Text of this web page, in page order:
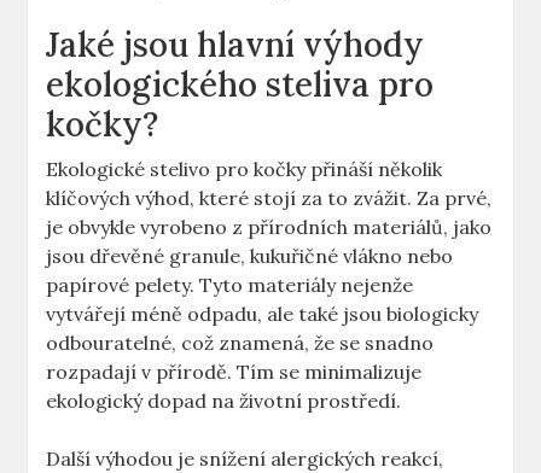
Jaké jsou hlavní výhody
ekologického steliva pro
kočky?
Ekologické stelivo pro kočky přináší několik
klíčových výhod, které stojí za to zvážit. Za prvé,
je obvykle vyrobeno z přírodních materiálů, jako
jsou dřevěné granule, kukuřičné vlákno nebo
papírové pelety. Tyto materiály nejenže
vytvářejí méně odpadu, ale také jsou biologicky
odbouratelné, což znamená, že se snadno
rozpadají v přírodě. Tím se minimalizuje
ekologický dopad na životní prostředí.
Další výhodou je snížení alergických reakcí,